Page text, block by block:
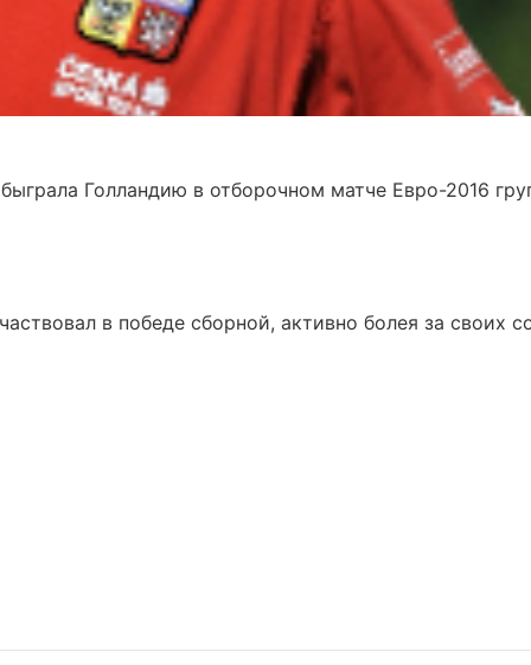
Голландию в отборочном матче Евро-2016
в победе сборной, активно болея за своих